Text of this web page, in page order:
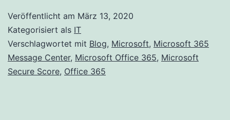
Microsoft
Secure
Veröffentlicht am März 13, 2020
Kategorisiert als IT
Verschlagwortet mit Blog, Microsoft, Microsoft 365
Message Center, Microsoft Office 365, Microsoft
Secure Score, Office 365